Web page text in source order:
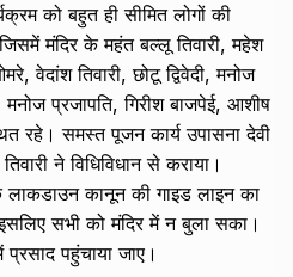
को बहुत ही सीमित लोगों की
मंदिर के महंत बल्लू तिवारी, महेश
वेदांश तिवारी, छोटू द्विवेदी, मनोज
मनोज प्रजापति, गिरीश बाजपेई, आशीष
रहे। समस्त पूजन कार्य उपासना देवी
ने विधिविधान से कराया।
लाकडाउन कानून की गाइड लाइन का
सभी को मंदिर में न बुला सका।
पहुंचाया जाए।